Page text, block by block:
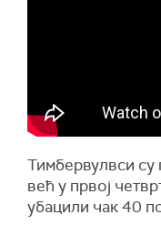
Тимбервулвси су
већ у првој
убацили чак 40